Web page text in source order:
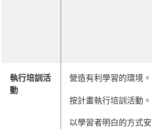
執行培訓活
動
營造有利學習的環境。
按計畫執行培訓活動。
以學習者明白的方式安